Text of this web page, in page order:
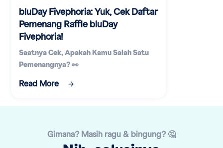
bluDay Fivephoria: Yuk, Cek Daftar
Pemenang Raffle bluDay
Fivephoria!
Saatnya Cek, Apakah Kamu Salah Satu
Pemenangnya? 👀
Read More
Gimana? Masih ragu & bingung? 🤔